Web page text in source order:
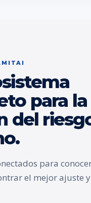
para la
del
para
el mejor ajuste